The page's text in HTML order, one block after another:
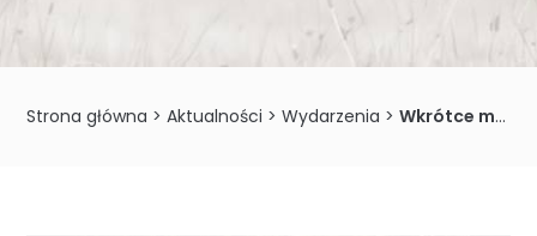
Strona główna >Aktualności >Wydarzenia >Wkrótce międzynarodowe warsztaty nt. wpływu ssaków roślinożernych na szatę roślinną